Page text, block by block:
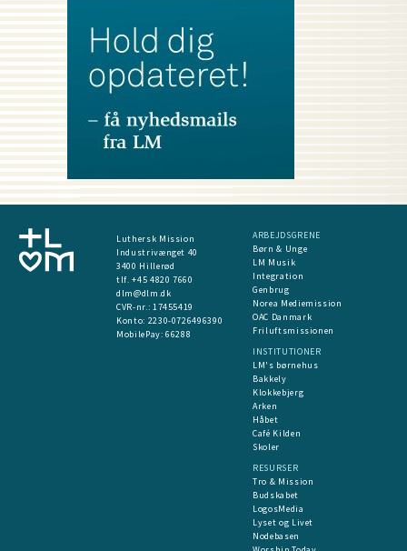
Luthersk Mission
Industrivænget 40
3400 Hillerød
tlf. +45 4820 7660
dlm@dlm.dk
CVR-nr.: 17455419
​Konto: 2230-0726496390
MobilePay:66288
ARBEJDSGRENE
Børn & Unge
LM Musik
Integration
Genbrug
Norea Mediemission
OAC Danmark
Friluftsmissionen
INSTITUTIONER
LM's børnehus
Bakkely
Klokkebjerg
Arken
Håbet
Café Kilden
Skoler
RESURSER
Tro & Mission
Budskabet
LogosMedia
Lyset og Livet
Nodebasen